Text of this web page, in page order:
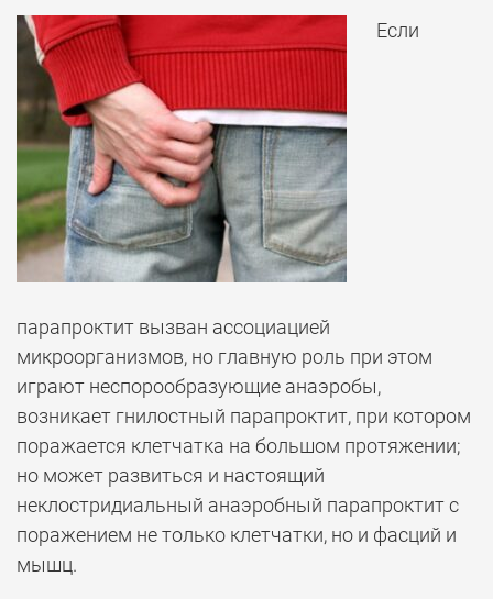
Если
парапроктит вызван ассоциацией
микроорганизмов, но главную роль при этом
играют неспорообразующие анаэробы,
возникает гнилостный парапроктит, при котором
поражается клетчатка на большом протяжении;
но может развиться и настоящий
неклостридиальный анаэробный парапроктит с
поражением не только клетчатки, но и фасций и
мышц.